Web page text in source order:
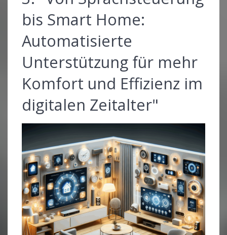
bis Smart Home:
Automatisierte
Unterstützung für mehr
Komfort und Effizienz im
digitalen Zeitalter"